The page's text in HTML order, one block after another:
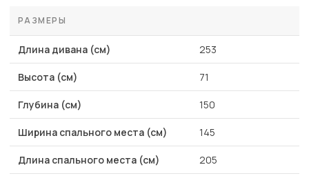
РАЗМЕРЫ
Длина дивана (см) 253
Высота (см) 71
Глубина (см) 150
Ширина спального места (см) 145
Длина спального места (см) 205